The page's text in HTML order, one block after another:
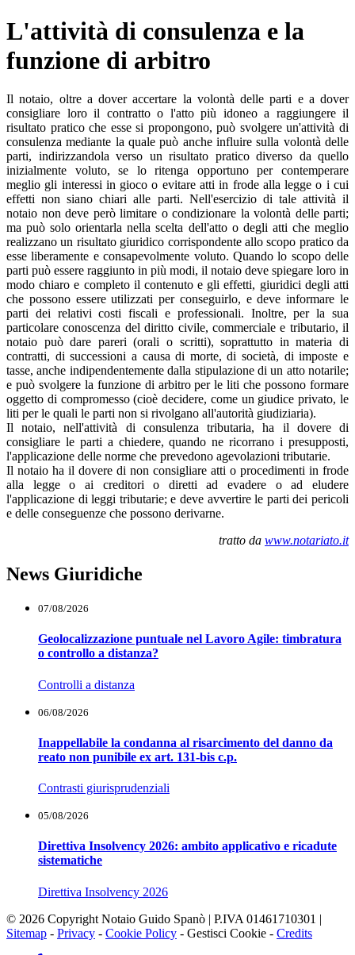
L'attività di consulenza e la
funzione di arbitro
Il notaio, oltre a dover accertare la volontà delle parti e a dover
consigliare loro il contratto o l'atto più idoneo a raggiungere il
risultato pratico che esse si propongono, può svolgere un'attività di
consulenza mediante la quale può anche influire sulla volontà delle
parti, indirizzandola verso un risultato pratico diverso da quello
inizialmente voluto, se lo ritenga opportuno per contemperare
meglio gli interessi in gioco o evitare atti in frode alla legge o i cui
effetti non siano chiari alle parti. Nell'esercizio di tale attività il
notaio non deve però limitare o condizionare la volontà delle parti;
ma può solo orientarla nella scelta dell'atto o degli atti che meglio
realizzano un risultato giuridico corrispondente allo scopo pratico da
esse liberamente e consapevolmente voluto. Quando lo scopo delle
parti può essere raggiunto in più modi, il notaio deve spiegare loro in
modo chiaro e completo il contenuto e gli effetti, giuridici degli atti
che possono essere utilizzati per conseguirlo, e deve informare le
parti dei relativi costi fiscali e professionali. Inoltre, per la sua
particolare conoscenza del diritto civile, commerciale e tributario, il
notaio può dare pareri (orali o scritti), soprattutto in materia di
contratti, di successioni a causa di morte, di società, di imposte e
tasse, anche indipendentemente dalla stipulazione di un atto notarile;
e può svolgere la funzione di arbitro per le liti che possono formare
oggetto di compromesso (cioè decidere, come un giudice privato, le
liti per le quali le parti non si rivolgano all'autorità giudiziaria).
Il notaio, nell'attività di consulenza tributaria, ha il dovere di
consigliare le parti a chiedere, quando ne ricorrano i presupposti,
l'applicazione delle norme che prevedono agevolazioni tributarie.
Il notaio ha il dovere di non consigliare atti o procedimenti in frode
alla legge o ai creditori o diretti ad evadere o ad eludere
l'applicazione di leggi tributarie; e deve avvertire le parti dei pericoli
e delle conseguenze che possono derivarne.
tratto da www.notariato.it
News Giuridiche
07/08/2026
Geolocalizzazione puntuale nel Lavoro Agile: timbratura
o controllo a distanza?
Controlli a distanza
06/08/2026
Inappellabile la condanna al risarcimento del danno da
reato non punibile ex art. 131-bis c.p.
Contrasti giurisprudenziali
05/08/2026
Direttiva Insolvency 2026: ambito applicativo e ricadute
sistematiche
Direttiva Insolvency 2026
© 2026 Copyright Notaio Guido Spanò | P.IVA 01461710301 |
Sitemap - Privacy - Cookie Policy - Gestisci Cookie - Credits